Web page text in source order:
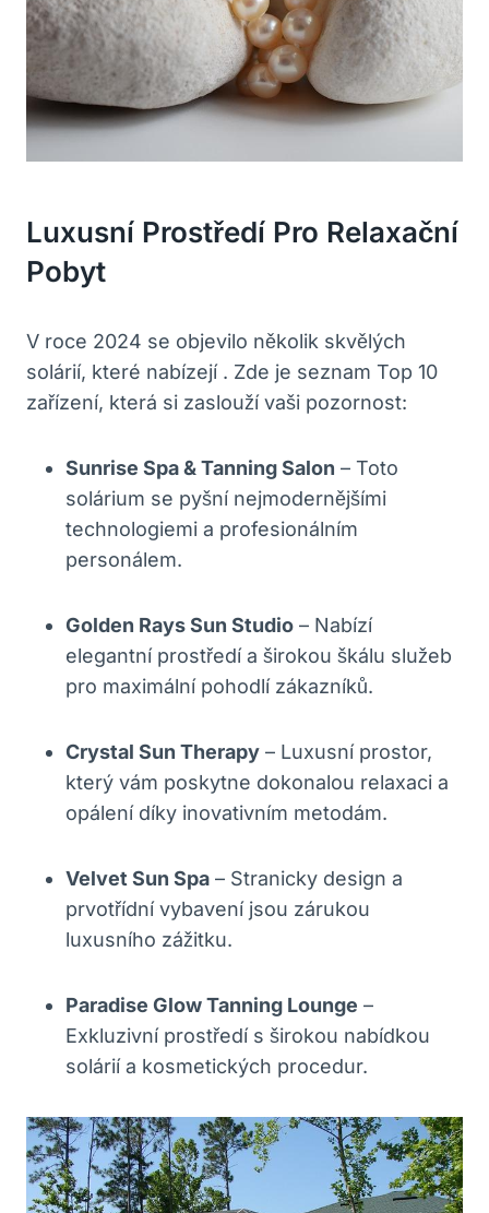
Luxusní Prostředí Pro Relaxační
Pobyt
V roce 2024 se objevilo několik skvělých
solárií, které nabízejí . Zde je seznam Top 10
zařízení, která si zaslouží vaši pozornost:
Sunrise Spa & Tanning Salon – Toto
solárium se pyšní nejmodernějšími
technologiemi a profesionálním
personálem.
Golden Rays Sun Studio – Nabízí
elegantní prostředí a širokou škálu služeb
pro maximální pohodlí zákazníků.
Crystal Sun Therapy – Luxusní prostor,
který vám poskytne dokonalou relaxaci a
opálení díky inovativním metodám.
Velvet Sun Spa – Stranicky design a
prvotřídní vybavení jsou zárukou
luxusního zážitku.
Paradise Glow Tanning Lounge –
Exkluzivní prostředí s širokou nabídkou
solárií a kosmetických procedur.